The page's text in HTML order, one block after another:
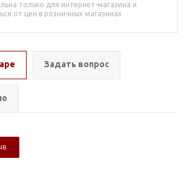
только для интернет-магазина и
от цен в розничных магазинах
Задать вопрос